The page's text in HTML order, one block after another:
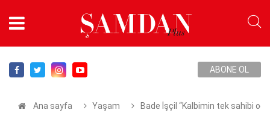
ABONE OL
Ana sayfa Yaşam Bade İşçil “Kalbimin tek sahibi